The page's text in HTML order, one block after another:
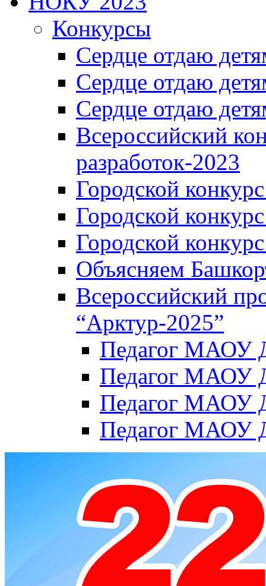
Конкурсы
Сердце отдаю
Сердце отдаю
Сердце отдаю
Всероссийский
разработок-2023
Городской
Городской
Городской
Объясняем
Всероссийский
“Арктур-2025”
Педагог МАОУ
Педагог МАОУ
Педагог МАОУ
Педагог МАОУ